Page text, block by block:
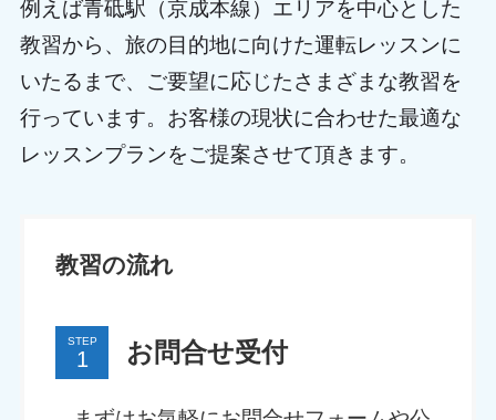
例えば青砥駅（京成本線）エリアを中心とした
教習から、旅の目的地に向けた運転レッスンに
いたるまで、ご要望に応じたさまざまな教習を
行っています。お客様の現状に合わせた最適な
レッスンプランをご提案させて頂きます。
教習の流れ
STEP お問合せ受付